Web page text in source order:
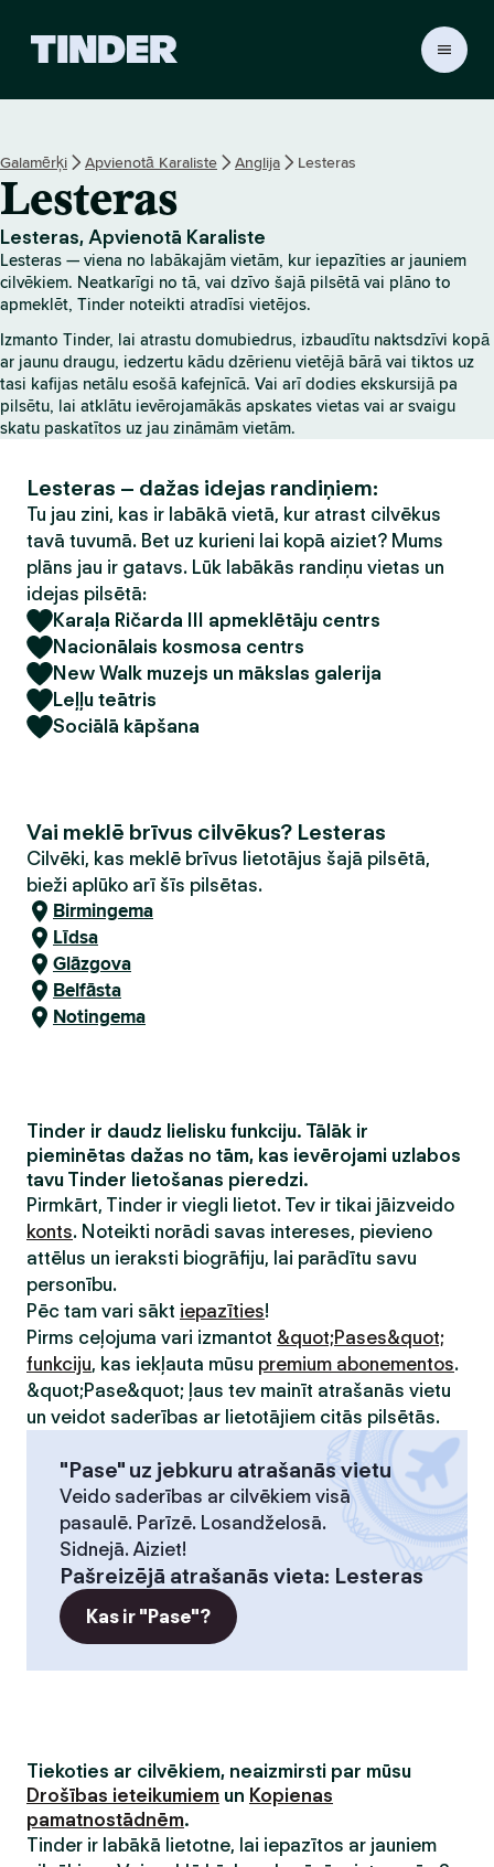
r
k
u
m
l
p
a
Galamērķi Apvienotā Karaliste Anglija Lesteras
Lesteras
Lesteras, Apvienotā Karaliste
Lesteras — viena no labākajām vietām, kur iepazīties ar jauniem
cilvēkiem. Neatkarīgi no tā, vai dzīvo šajā pilsētā vai plāno to
apmeklēt, Tinder noteikti atradīsi vietējos.
Izmanto Tinder, lai atrastu domubiedrus, izbaudītu naktsdzīvi kopā
ar jaunu draugu, iedzertu kādu dzērienu vietējā bārā vai tiktos uz
tasi kafijas netālu esošā kafejnīcā. Vai arī dodies ekskursijā pa
pilsētu, lai atklātu ievērojamākās apskates vietas vai ar svaigu
skatu paskatītos uz jau zināmām vietām.
Lesteras – dažas idejas randiņiem:
Tu jau zini, kas ir labākā vietā, kur atrast cilvēkus
tavā tuvumā. Bet uz kurieni lai kopā aiziet? Mums
plāns jau ir gatavs. Lūk labākās randiņu vietas un
idejas pilsētā:
Karaļa Ričarda III apmeklētāju centrs
Nacionālais kosmosa centrs
New Walk muzejs un mākslas galerija
Leļļu teātris
Sociālā kāpšana
Vai meklē brīvus cilvēkus? Lesteras
Cilvēki, kas meklē brīvus lietotājus šajā pilsētā,
bieži aplūko arī šīs pilsētas.
Birmingema
Līdsa
Glāzgova
Belfāsta
Notingema
Tinder ir daudz lielisku funkciju. Tālāk ir
pieminētas dažas no tām, kas ievērojami uzlabos
tavu Tinder lietošanas pieredzi.
Pirmkārt, Tinder ir viegli lietot. Tev ir tikai jāizveido
konts. Noteikti norādi savas intereses, pievieno
attēlus un ieraksti biogrāfiju, lai parādītu savu
personību.
Pēc tam vari sākt iepazīties!
Pirms ceļojuma vari izmantot &quot;Pases&quot;
funkciju, kas iekļauta mūsu premium abonementos.
&quot;Pase&quot; ļaus tev mainīt atrašanās vietu
un veidot saderības ar lietotājiem citās pilsētās.
"Pase" uz jebkuru atrašanās vietu
Veido saderības ar cilvēkiem visā
pasaulē. Parīzē. Losandželosā.
Sidnejā. Aiziet!
Pašreizējā atrašanās vieta: Lesteras
Kas ir "Pase"?
Tiekoties ar cilvēkiem, neaizmirsti par mūsu
Drošības ieteikumiem un Kopienas
pamatnostādnēm.
Tinder ir labākā lietotne, lai iepazītos ar jauniem